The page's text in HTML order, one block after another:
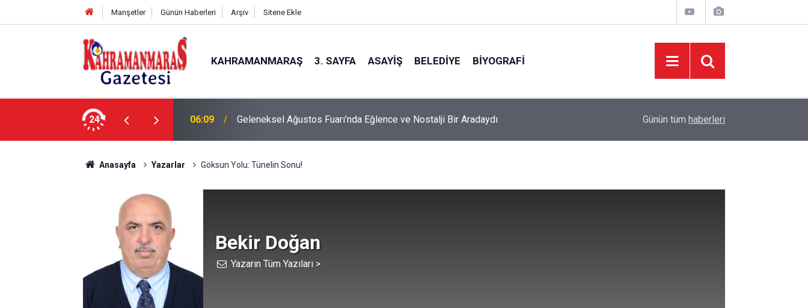
Manşetler Günün Haberleri Arşiv Sitene Ekle
KAHRAMANMARAŞ 3. SAYFA ASAYIŞ BELEDIYE BIYOGRAFI
24 06:09 Geleneksel Ağustos Fuarı’nda Eğlence ve Nostalji Bir Aradaydı İklim Dirençli Tarım İçin Güç Birliği
Günün tüm haberleri
Anasayfa Yazarlar Göksun Yolu: Tünelin Sonu!
Bekir Doğan
Yazarın Tüm Yazıları >